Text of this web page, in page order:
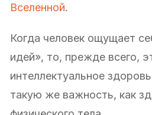
Вселенной.
Когда человек ощущает
идей», то, прежде всего,
интеллектуальное
такую же важность, как